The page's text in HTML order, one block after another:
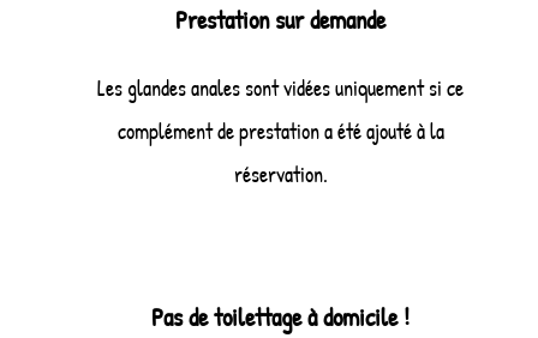
Prestation sur demande
Les glandes anales sont vidées uniquement si ce
complément de prestation a été ajouté à la
réservation.
Pas de toilettage à domicile !